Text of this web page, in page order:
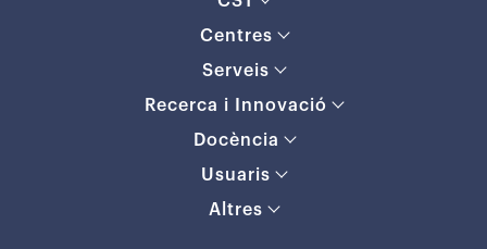
Centres
Serveis
Recerca i Innovació
Docència
Usuaris
Altres